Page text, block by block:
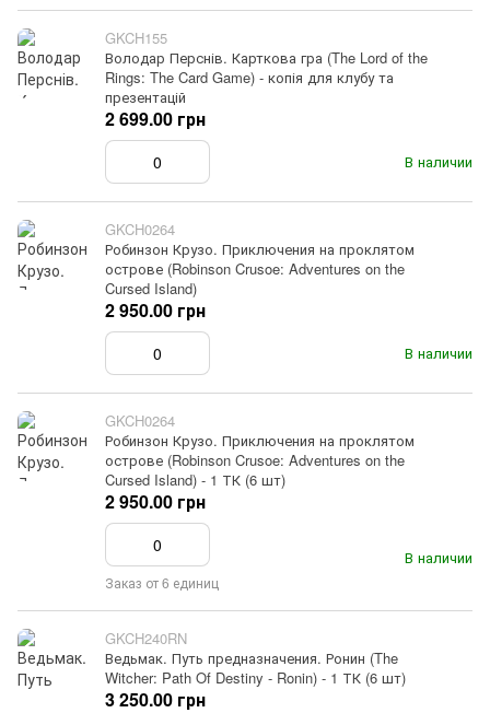
GKCH155
Володар Перснів. Карткова гра (The Lord of the
Rings: The Card Game) - копія для клубу та
презентацій
В наличии
2 699.00 грн
GKCH0264
Робинзон Крузо. Приключения на проклятом
острове (Robinson Crusoe: Adventures on the
Cursed Island)
В наличии
2 950.00 грн
GKCH0264
Робинзон Крузо. Приключения на проклятом
острове (Robinson Crusoe: Adventures on the
Cursed Island) - 1 ТК (6 шт)
В наличии
2 950.00 грн
Заказ от 6 единиц
GKCH240RN
Ведьмак. Путь предназначения. Ронин (The
Witcher: Path Of Destiny - Ronin) - 1 ТК (6 шт)
3 250.00 грн